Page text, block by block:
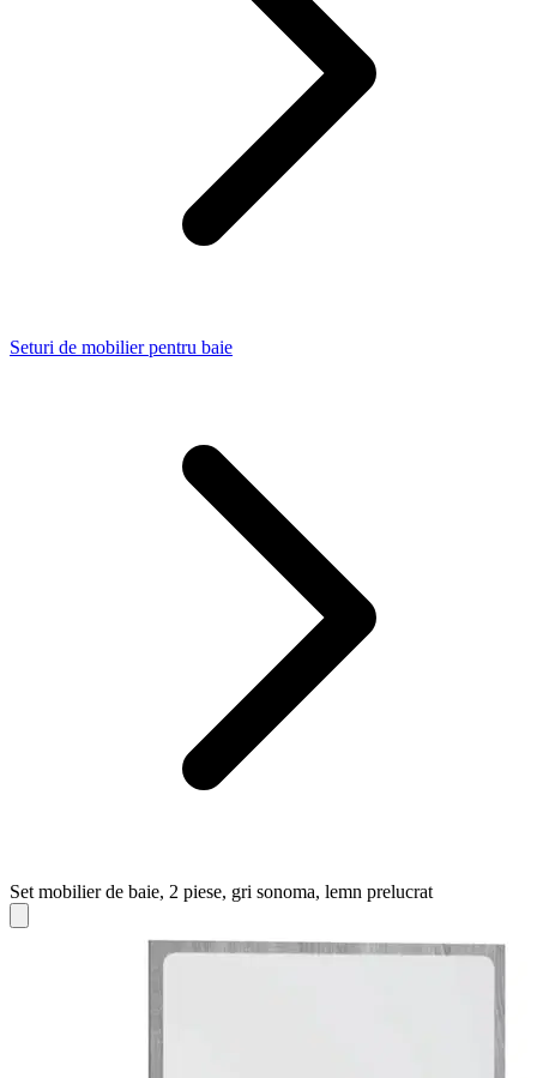
Seturi de mobilier pentru baie
Set mobilier de baie, 2 piese, gri sonoma, lemn prelucrat